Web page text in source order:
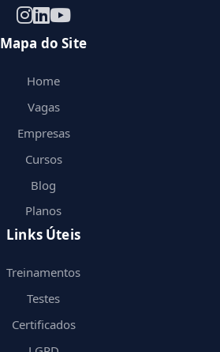
Mapa do Site
Home
Vagas
Empresas
Cursos
Blog
Planos
Links Úteis
Treinamentos
Testes
Certificados